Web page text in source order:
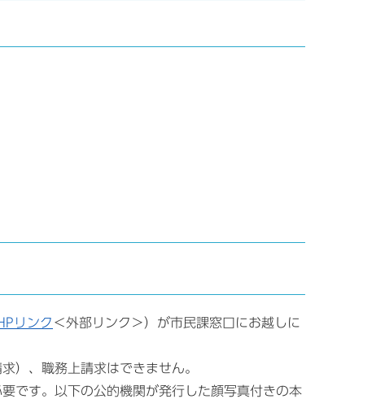
リンク ＜外部リンク＞）が市民課窓口にお越しに
）、職務上請求はできません。
です。以下の公的機関が発行した顔写真付きの本